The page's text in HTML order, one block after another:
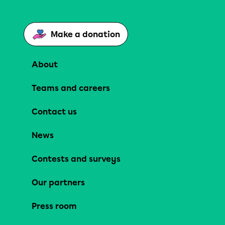
Make a donation
About
Teams and careers
Contact us
News
Contests and surveys
Our partners
Press room